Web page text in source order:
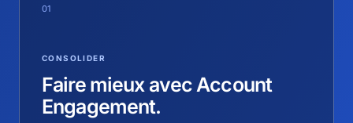
01
CONSOLIDER
Faire mieux avec Account
Engagement.